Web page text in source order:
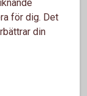
för dig. Det
din